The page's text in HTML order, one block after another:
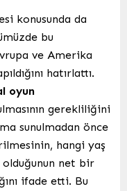
konusunda da
bu
ve Amerika
hatırlattı.
oyun
gerekliliğini
sunulmadan önce
hangi yaş
olduğunun net bir
ifade etti. Bu